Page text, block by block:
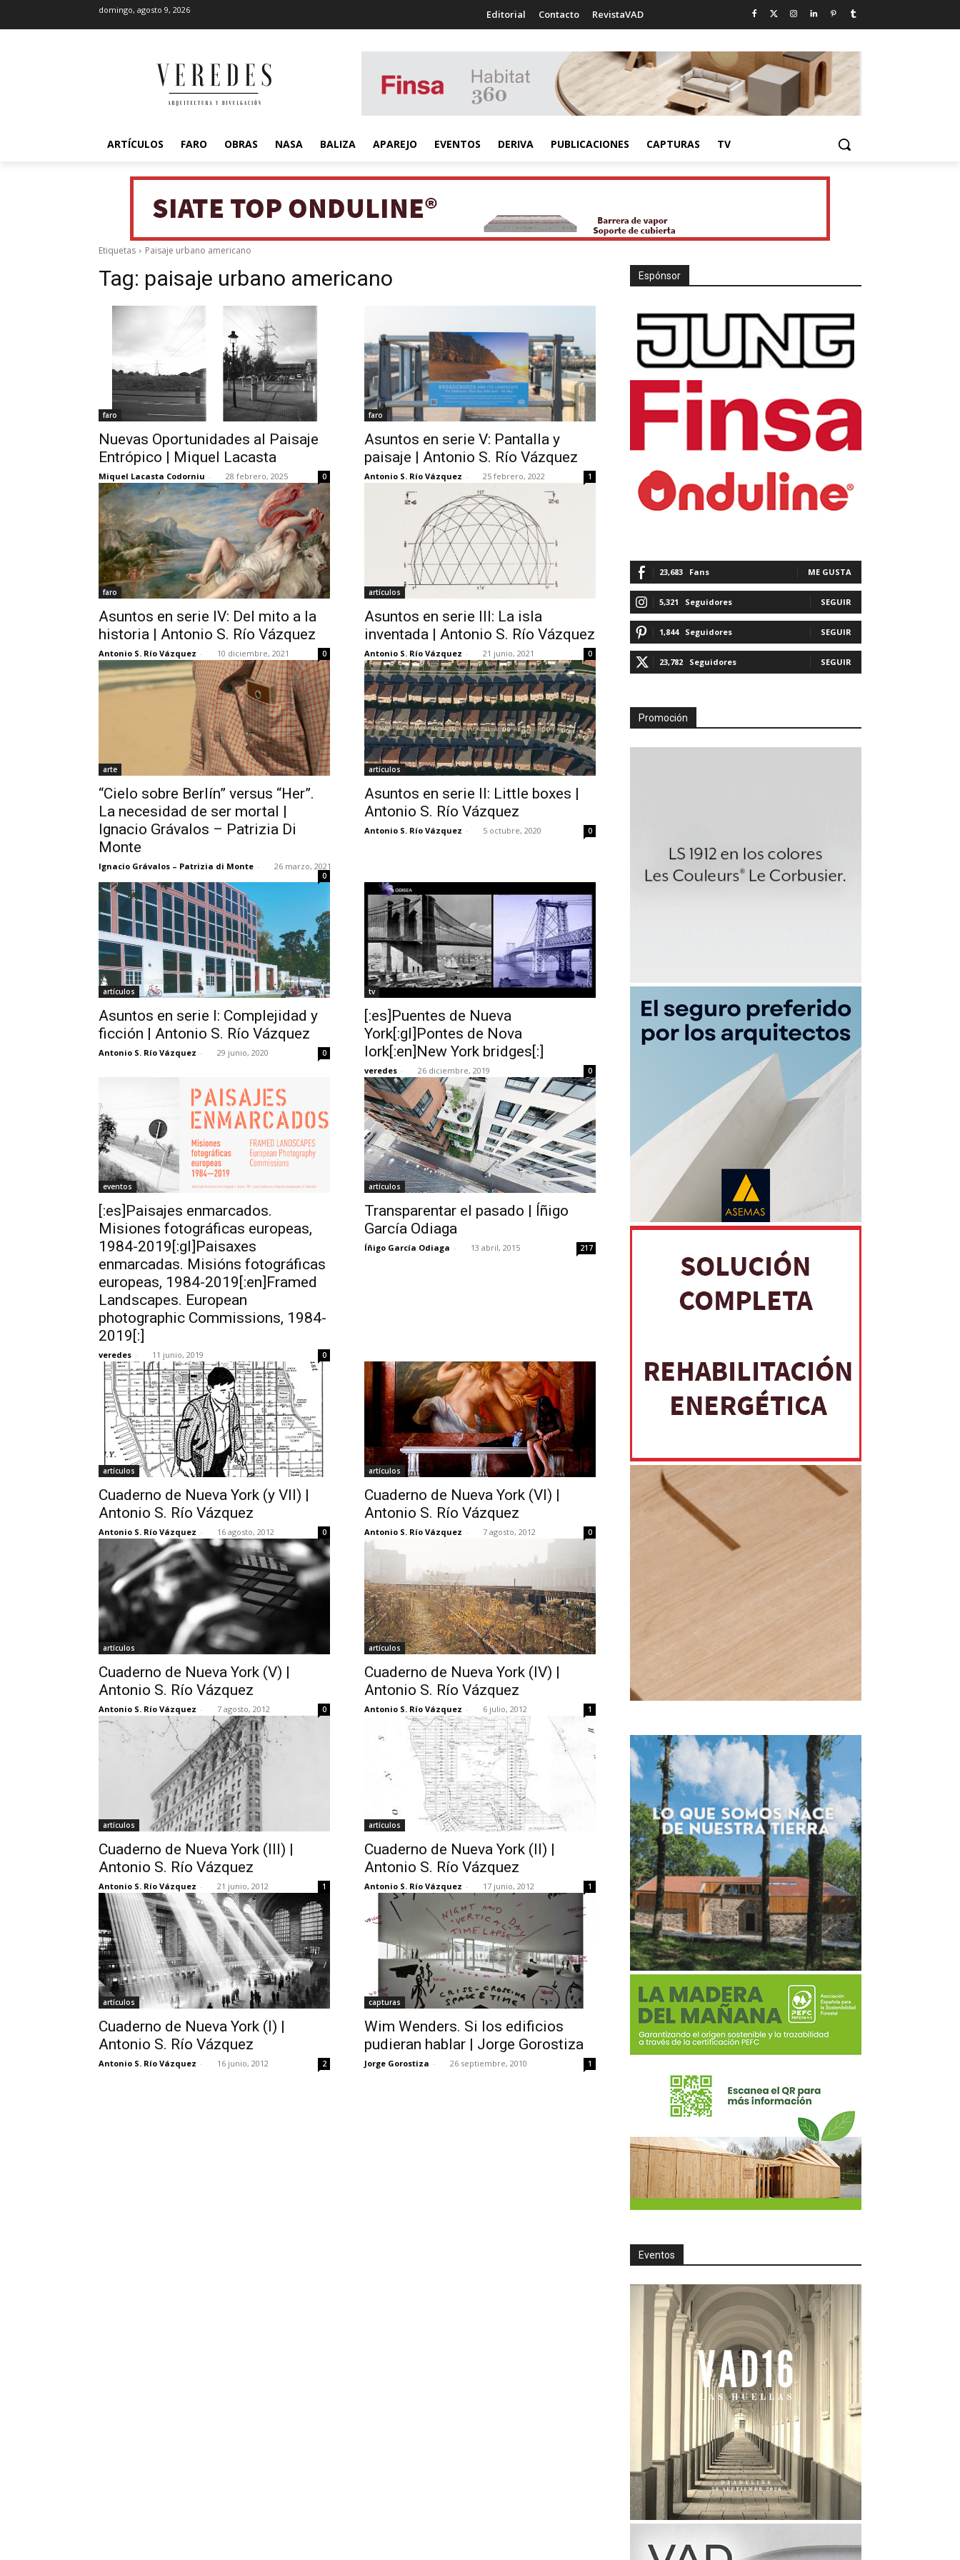
domingo, agosto 9, 2026 Editorial Contacto RevistaVAD
ARTÍCULOS FARO OBRAS NASA BALIZA APAREJO EVENTOS DERIVA PUBLICACIONES CAPTURAS TV
Etiquetas Paisaje urbano americano
Tag: paisaje urbano americano
faro
Nuevas Oportunidades al Paisaje
Entrópico | Miquel Lacasta
Miquel Lacasta Codorniu - 28 febrero, 2025 0
faro
Asuntos en serie V: Pantalla y
paisaje | Antonio S. Río Vázquez
Antonio S. Río Vázquez - 25 febrero, 2022 1
faro
Asuntos en serie IV: Del mito a la
historia | Antonio S. Río Vázquez
Antonio S. Río Vázquez - 10 diciembre, 2021 0
artículos
Asuntos en serie III: La isla
inventada | Antonio S. Río Vázquez
Antonio S. Río Vázquez - 21 junio, 2021 0
arte
“Cielo sobre Berlín” versus “Her”.
La necesidad de ser mortal |
Ignacio Grávalos – Patrizia Di
Monte
Ignacio Grávalos – Patrizia di Monte - 26 marzo, 2021
0
artículos
Asuntos en serie II: Little boxes |
Antonio S. Río Vázquez
Antonio S. Río Vázquez - 5 octubre, 2020 0
artículos
Asuntos en serie I: Complejidad y
ficción | Antonio S. Río Vázquez
Antonio S. Río Vázquez - 29 junio, 2020 0
tv
[:es]Puentes de Nueva
York[:gl]Pontes de Nova
Iork[:en]New York bridges[:]
veredes - 26 diciembre, 2019 0
eventos
[:es]Paisajes enmarcados.
Misiones fotográficas europeas,
1984-2019[:gl]Paisaxes
enmarcadas. Misións fotográficas
europeas, 1984-2019[:en]Framed
Landscapes. European
photographic Commissions, 1984-
2019[:]
veredes - 11 junio, 2019 0
artículos
Transparentar el pasado | Íñigo
García Odiaga
Íñigo García Odiaga - 13 abril, 2015 217
artículos
Cuaderno de Nueva York (y VII) |
Antonio S. Río Vázquez
Antonio S. Río Vázquez - 16 agosto, 2012 0
artículos
Cuaderno de Nueva York (VI) |
Antonio S. Río Vázquez
Antonio S. Río Vázquez - 7 agosto, 2012 0
artículos
Cuaderno de Nueva York (V) |
Antonio S. Río Vázquez
Antonio S. Río Vázquez - 7 agosto, 2012 0
artículos
Cuaderno de Nueva York (IV) |
Antonio S. Río Vázquez
Antonio S. Río Vázquez - 6 julio, 2012 1
artículos
Cuaderno de Nueva York (III) |
Antonio S. Río Vázquez
Antonio S. Río Vázquez - 21 junio, 2012 1
artículos
Cuaderno de Nueva York (II) |
Antonio S. Río Vázquez
Antonio S. Río Vázquez - 17 junio, 2012 1
artículos
Cuaderno de Nueva York (I) |
Antonio S. Río Vázquez
Antonio S. Río Vázquez - 16 junio, 2012 2
capturas
Wim Wenders. Si los edificios
pudieran hablar | Jorge Gorostiza
Jorge Gorostiza - 26 septiembre, 2010 1
Espónsor
23,683 Fans ME GUSTA
5,321 Seguidores SEGUIR
1,844 Seguidores SEGUIR
23,782 Seguidores SEGUIR
Promoción
Eventos